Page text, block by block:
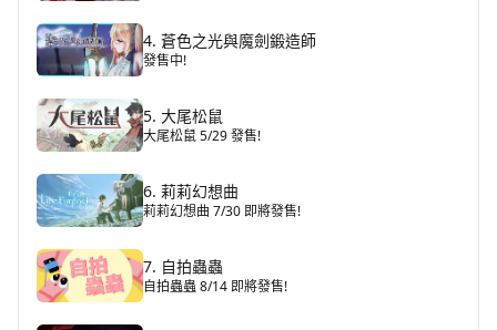
4. 蒼色之光與魔劍鍛造師
發售中!
5. 大尾松鼠
大尾松鼠 5/29 發售!
6. 莉莉幻想曲
莉莉幻想曲 7/30 即將發售!
7. 自拍蟲蟲
自拍蟲蟲 8/14 即將發售!